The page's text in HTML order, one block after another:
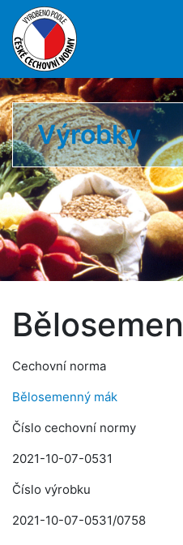
Výrobky
Cechovní norma
Bělosemenný mák
Číslo cechovní normy
2021-10-07-0531
Číslo výrobku
2021-10-07-0531/0758